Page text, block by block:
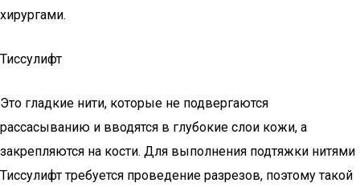
хирургами.
Тиссулифт
Это гладкие нити, которые не подвергаются
рассасыванию и вводятся в глубокие слои кожи, а
закрепляются на кости. Для выполнения подтяжки нитями
Тиссулифт требуется проведение разрезов, поэтому такой